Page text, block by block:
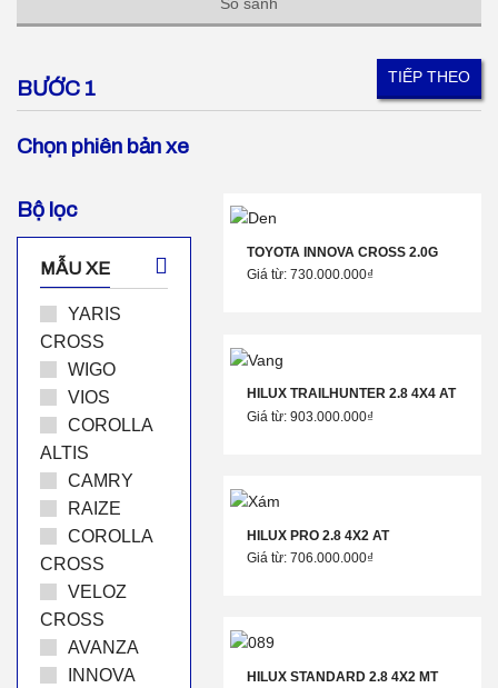
BƯỚC 1 TIẾP THEO
Chọn phiên bản xe
Bộ lọc
MẪU XE
YARIS
CROSS
WIGO
VIOS
COROLLA
ALTIS
CAMRY
RAIZE
COROLLA
CROSS
VELOZ
CROSS
AVANZA
INNOVA
TOYOTA INNOVA CROSS 2.0G
Giá từ: 730.000.000₫
HILUX TRAILHUNTER 2.8 4X4 AT
Giá từ: 903.000.000₫
HILUX PRO 2.8 4X2 AT
Giá từ: 706.000.000₫
HILUX STANDARD 2.8 4X2 MT